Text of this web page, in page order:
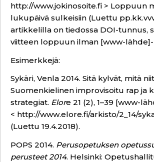
http://www.jokinosoite.fi > Loppuun
lukupäivä sulkeisiin (Luettu
artikkelilla on tiedossa DOI-tunnus,
viitteen loppuun ilman [www-
Esimerkkejä:
Sykäri, Venla 2014. Sitä kylvät, mitä
Suomenkielinen improvisoitu rap ja
strategiat. Elore 21 (2), 1–39 [www-
< http://www.elore.fi/arkisto/2_14/
(Luettu 19.4.2018).
POPS 2014. Perusopetuksen
perusteet 2014. Helsinki: